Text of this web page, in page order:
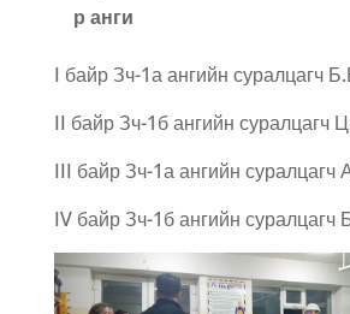
р анги
I байр Зч-1а ангийн суралцагч
II байр Зч-1б ангийн суралцагч
III байр Зч-1а ангийн
IV байр Зч-1б ангийн суралцагч